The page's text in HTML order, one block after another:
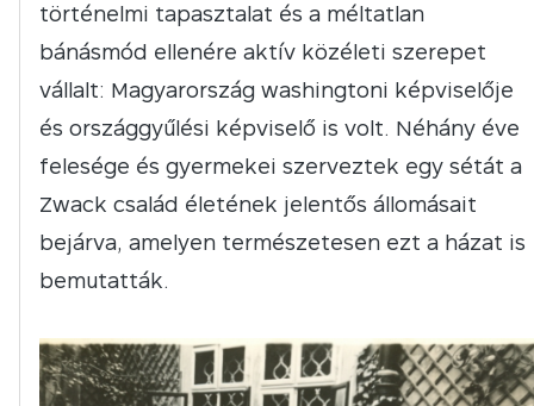
történelmi tapasztalat és a méltatlan
bánásmód ellenére aktív közéleti szerepet
vállalt: Magyarország washingtoni képviselője
és országgyűlési képviselő is volt. Néhány éve
felesége és gyermekei szerveztek egy sétát a
Zwack család életének jelentős állomásait
bejárva, amelyen természetesen ezt a házat is
bemutatták.